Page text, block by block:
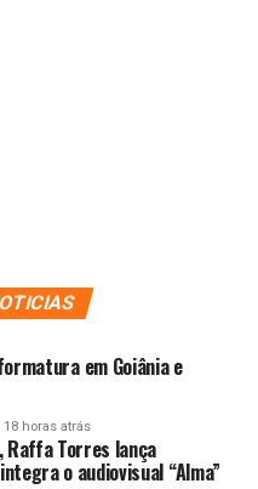
em Goiânia e
18 horas atrás
Raffa Torres lança
o audiovisual “Alma”